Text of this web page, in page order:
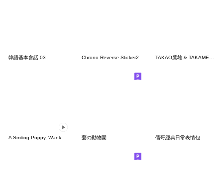
韓語基本會話 03 Chrono Reverse Sticker2
A Smiling Puppy, Wanko 2 薆の動物園 儒哥經典日常表情包